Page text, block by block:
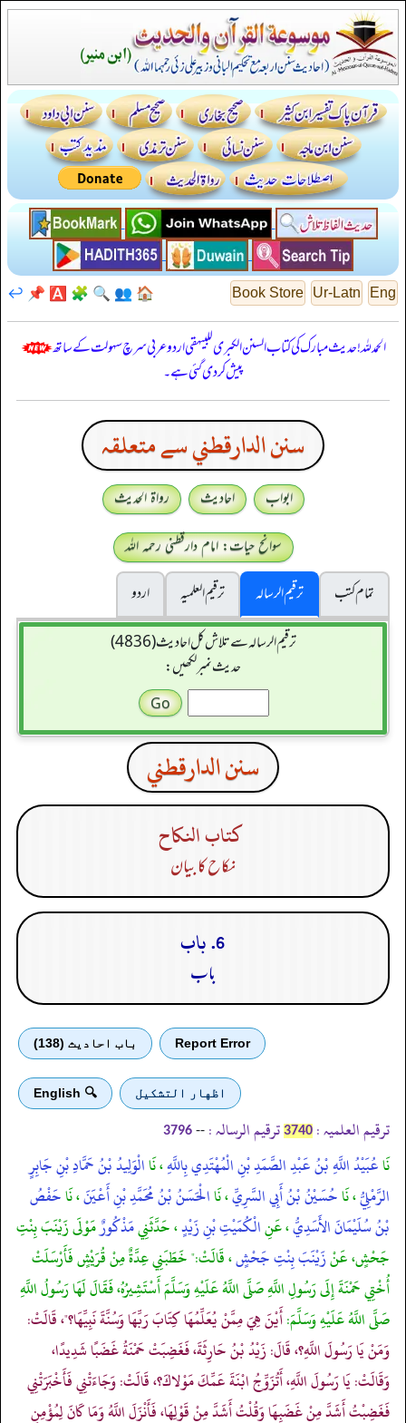
Eng
Ur-Latn
Book Store
🏠
👥
🔍
🧩
🅰️
📌
↩️
الحمدللہ! حدیث مبارک کی کتاب السنن الكبرى للبيهقي اردو عربی سرچ سہولت کے ساتھ
پیش کر دی گئی ہے۔
سنن الدارقطني سے متعلقہ
ابواب احادیث
رواۃ الحدیث
سوانح حیات: امام دارقطنی رحمہ اللہ
تمام کتب
ترقیم الرسالہ ترقیم العلمیہ
اردو
ترقیم الرسالہ سے تلاش کل احادیث (4836)
حدیث نمبر لکھیں:
سنن الدارقطني
كتاب النكاح
نکاح کا بیان
6. باب
باب
Report Error باب احادیث (138)
اظهار التشكيل 🔍 English
ترقیم العلمیہ : 3740 ترقیم الرسالہ : --
3796
نَاعُبَيْدُ اللَّهِ بْنُ عَبْدِ الصَّمَدِ بْنِ الْمُهْتَدِي بِاللَّهِ، نَاالْوَلِيدُ بْنُ حَمَّادِ بْنِ جَابِرٍ
الرَّمْلِيُّ، نَاحُسَيْنُ بْنُ أَبِي السَّرِيِّ، نَاالْحَسَنُ بْنُ مُحَمَّدِ بْنِ أَعْيَنَ، نَاحَفْصُ
بْنُ سُلَيْمَانَ الأَسَدِيُّ، عَنِالْكُمَيْتِ بْنِ زَيْدٍ، حَدَّثَنِيمَذْكُورٌمَوْلَى زَيْنَبَ بِنْتِ
جَحْشٍ، عَنْزَيْنَبَ بِنْتِ جَحْشٍ، قَالَتْ:" خَطَبَنِي عِدَّةٌ مِنْ قُرَيْشٍ فَأَرْسَلَتْ
أُخْتِي حَمْنَةَ إِلَى رَسُولِ اللَّهِ صَلَّى اللَّهُ عَلَيْهِ وَسَلَّمَ أَسْتَشِيرُهُ، فَقَالَ لَهَا رَسُولُ اللَّهِ
صَلَّى اللَّهُ عَلَيْهِ وَسَلَّمَ:أَيْنَ هِيَ مِمَّنْ يُعَلِّمُهَا كِتَابَ رَبِّهَا وَسُنَّةَ نَبِيِّهَا؟"، قَالَتْ:
وَمَنْ يَا رَسُولَ اللَّهِ؟، قَالَ: زَيْدُ بْنُ حَارِثَةَ، فَغَضِبَتْ حَمْنَةُ غَضَبًا شَدِيدًا،
وَقَالَتْ: يَا رَسُولَ اللَّهِ، أَتُزَوِّجُ ابْنَةَ عَمِّكَ مَوْلاكَ؟، قَالَتْ: وَجَاءَتْنِي فَأَخْبَرَتْنِي
فَغَضِبْتُ أَشَدَّ مِنْ غَضَبِهَا وَقُلْتُ أَشَدَّ مِنْ قَوْلِهَا، فَأَنْزَلَ اللَّهُ وَمَا كَانَ لِمُؤْمِنٍ